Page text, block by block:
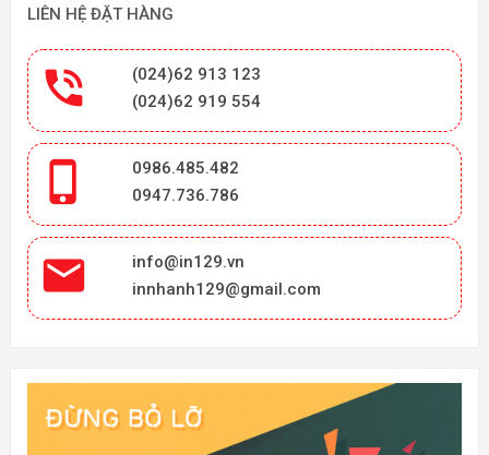
LIÊN HỆ ĐẶT HÀNG

(024)62 913 123
(024)62 919 554

0986.485.482
0947.736.786

info@in129.vn
innhanh129@gmail.com